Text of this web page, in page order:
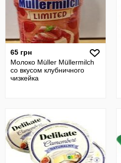
65 грн
Молоко Müller Müllermilch
со вкусом клубничного
чизкейка